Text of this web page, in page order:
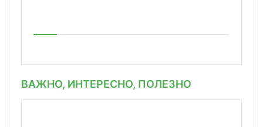
ВАЖНО, ИНТЕРЕСНО, ПОЛЕЗНО